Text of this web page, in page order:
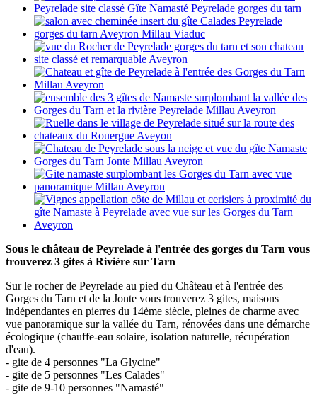
Sous le château de Peyrelade à l'entrée des gorges du Tarn vous
trouverez 3 gites à Rivière sur Tarn
Sur le rocher de Peyrelade au pied du Château et à l'entrée des
Gorges du Tarn et de la Jonte vous trouverez 3 gites, maisons
indépendantes en pierres du 14ème siècle, pleines de charme avec
vue panoramique sur la vallée du Tarn, rénovées dans une démarche
écologique (chauffe-eau solaire, isolation naturelle, récupération
d'eau).
- gite de 4 personnes "La Glycine"
- gite de 5 personnes "Les Calades"
- gite de 9-10 personnes "Namasté"